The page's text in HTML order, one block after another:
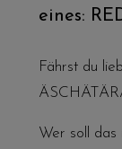
eines:
Fährst du
Wer soll das